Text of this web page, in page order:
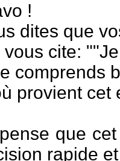
!
dites que
vous cite:
comprends
provient cet
que
rapide